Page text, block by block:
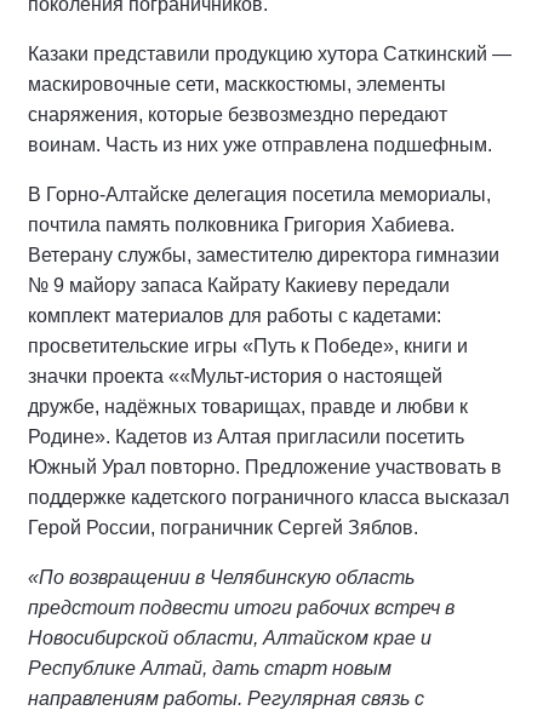
Казаки представили продукцию хутора Саткинский —
маскировочные сети, масккостюмы, элементы
снаряжения, которые безвозмездно передают
воинам. Часть из них уже отправлена подшефным.
В Горно-Алтайске делегация посетила мемориалы,
почтила память полковника Григория Хабиева.
Ветерану службы, заместителю директора гимназии
№ 9 майору запаса Кайрату Какиеву передали
комплект материалов для работы с кадетами:
просветительские игры «Путь к Победе», книги и
значки проекта ««Мульт-история о настоящей
дружбе, надёжных товарищах, правде и любви к
Родине». Кадетов из Алтая пригласили посетить
Южный Урал повторно. Предложение участвовать в
поддержке кадетского пограничного класса высказал
Герой России, пограничник Сергей Зяблов.
«По возвращении в Челябинскую область
предстоит подвести итоги рабочих встреч в
Новосибирской области, Алтайском крае и
Республике Алтай, дать старт новым
направлениям работы. Регулярная связь с